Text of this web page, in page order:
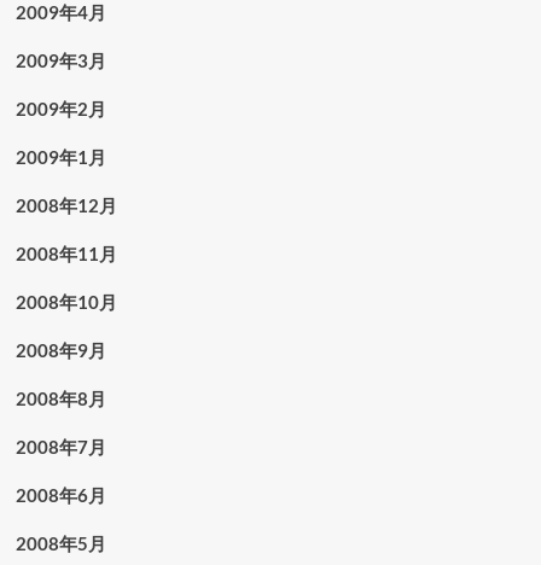
2009年4月
2009年3月
2009年2月
2009年1月
2008年12月
2008年11月
2008年10月
2008年9月
2008年8月
2008年7月
2008年6月
2008年5月